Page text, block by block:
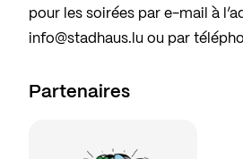
pour les soirées par e-mail à
info@stadhaus.lu ou par
Partenaires